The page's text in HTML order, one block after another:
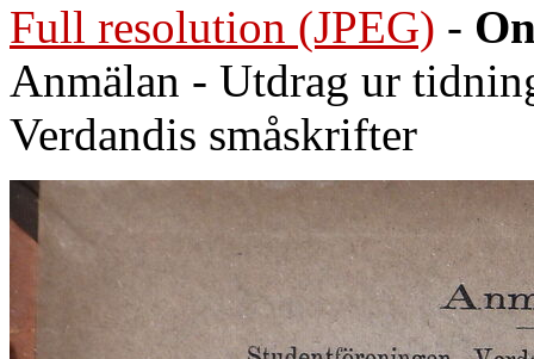
Full resolution (JPEG) -
Anmälan - Utdrag ur
Verdandis småskrifter